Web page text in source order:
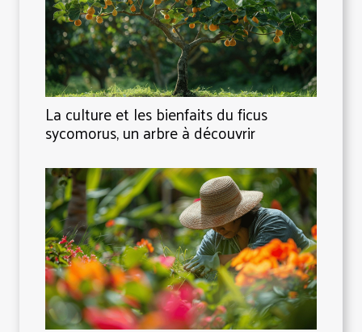
La culture et les bienfaits du ficus
sycomorus, un arbre à découvrir